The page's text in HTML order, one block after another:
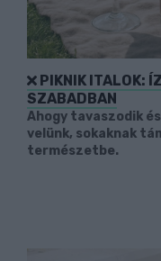
PIKNIK ITALOK:
SZABADBAN
Ahogy tavaszodik
velünk, sokaknak
természetbe.